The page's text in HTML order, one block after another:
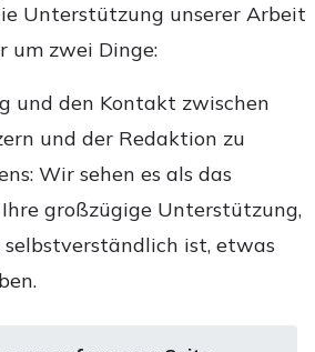
Unterstützung unserer Arbeit
um zwei Dinge:
und den Kontakt zwischen
und der Redaktion zu
Wir sehen es als das
großzügige Unterstützung,
ist, etwas